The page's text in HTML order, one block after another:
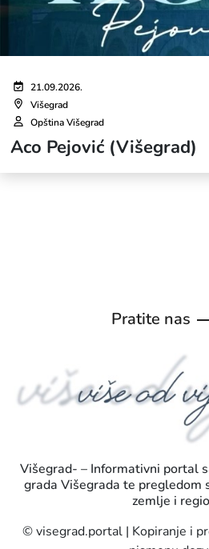
21.09.2026.
Višegrad
Opština Višegrad
Aco Pejović (Višegrad)
Pratite nas
Višegrad- – Informativni portal
grada Višegrada te pregledom
zemlje i
© visegrad.portal | Kopiranje i